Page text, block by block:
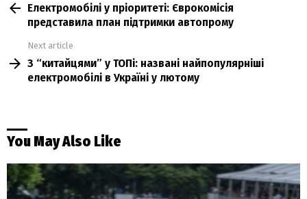
moreЕлектромобілі у пріоритеті: Єврокомісія
представила план підтримки автопрому
Next article
З “китайцями” у ТОПі: названі найпопулярніші
електромобілі в Україні у лютому
You May Also Like